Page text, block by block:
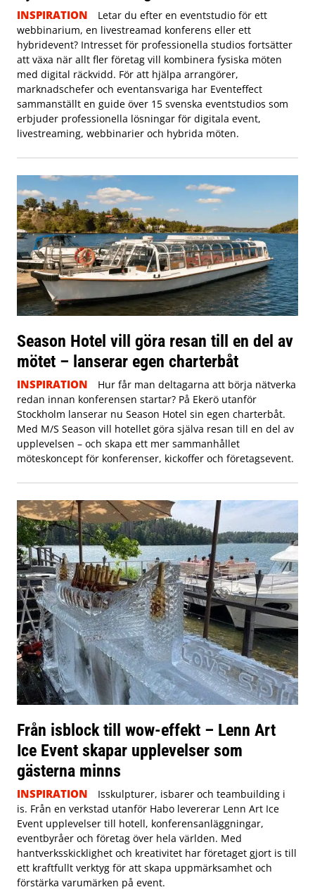
INSPIRATION
Letar du efter en eventstudio för ett
webbinarium, en livestreamad konferens eller ett
hybridevent? Intresset för professionella studios fortsätter
att växa när allt fler företag vill kombinera fysiska möten
med digital räckvidd. För att hjälpa arrangörer,
marknadschefer och eventansvariga har Eventeffect
sammanställt en guide över 15 svenska eventstudios som
erbjuder professionella lösningar för digitala event,
livestreaming, webbinarier och hybrida möten.
Season Hotel vill göra resan till en del av
mötet – lanserar egen charterbåt
INSPIRATION
Hur får man deltagarna att börja nätverka
redan innan konferensen startar? På Ekerö utanför
Stockholm lanserar nu Season Hotel sin egen charterbåt.
Med M/S Season vill hotellet göra själva resan till en del av
upplevelsen – och skapa ett mer sammanhållet
möteskoncept för konferenser, kickoffer och företagsevent.
Från isblock till wow-effekt – Lenn Art
Ice Event skapar upplevelser som
gästerna minns
INSPIRATION
Isskulpturer, isbarer och teambuilding i
is. Från en verkstad utanför Habo levererar Lenn Art Ice
Event upplevelser till hotell, konferensanläggningar,
eventbyråer och företag över hela världen. Med
hantverksskicklighet och kreativitet har företaget gjort is till
ett kraftfullt verktyg för att skapa uppmärksamhet och
förstärka varumärken på event.